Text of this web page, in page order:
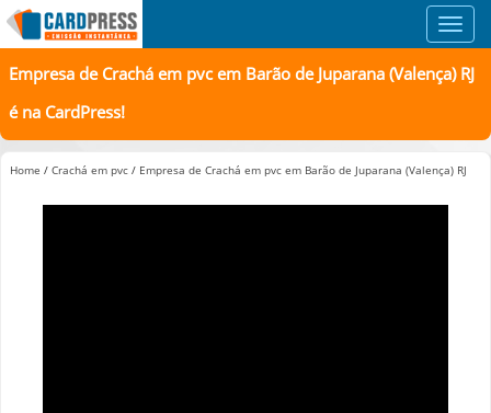
Empresa de Crachá em pvc em Barão de Juparana (Valença) RJ
é na CardPress!
Home / Crachá em pvc / Empresa de Crachá em pvc em Barão de Juparana (Valença) RJ